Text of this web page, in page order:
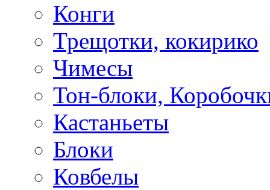
Конги
Трещотки, кокирико
Чимесы
Тон-блоки,
Кастаньеты
Блоки
Ковбелы